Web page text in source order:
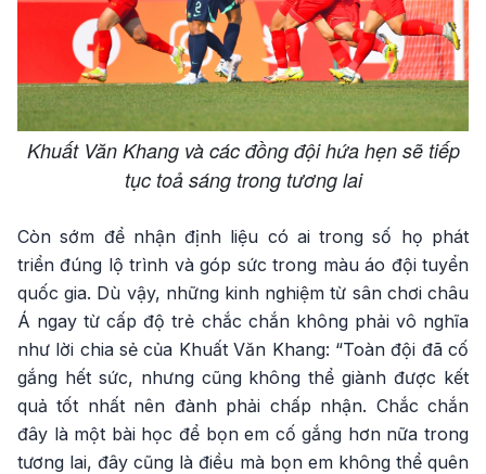
Khuất Văn Khang và các đồng đội hứa hẹn sẽ tiếp
tục toả sáng trong tương lai
Còn sớm để nhận định liệu có ai trong số họ phát
triển đúng lộ trình và góp sức trong màu áo đội tuyển
quốc gia. Dù vậy, những kinh nghiệm từ sân chơi châu
Á ngay từ cấp độ trẻ chắc chắn không phải vô nghĩa
như lời chia sẻ của Khuất Văn Khang: “Toàn đội đã cố
gắng hết sức, nhưng cũng không thể giành được kết
quả tốt nhất nên đành phải chấp nhận. Chắc chắn
đây là một bài học để bọn em cố gắng hơn nữa trong
tương lai, đây cũng là điều mà bọn em không thể quên